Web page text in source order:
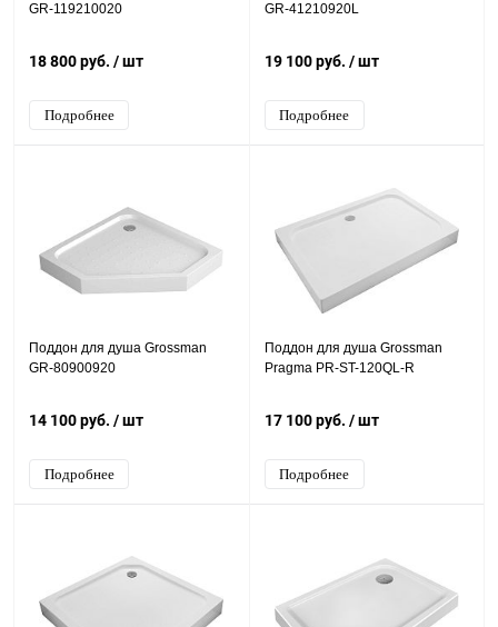
GR-119210020
18 800 руб. / шт
Подробнее
GR-41210920L
19 100 руб. / шт
Подробнее
Поддон для душа Grossman
GR-80900920
14 100 руб. / шт
Подробнее
Поддон для душа Grossman
Pragma PR-ST-120QL-R
17 100 руб. / шт
Подробнее